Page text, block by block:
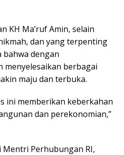
KH Ma’ruf Amin, selain
dan yang terpenting
bahwa dengan
menyelesaikan berbagai
maju dan terbuka.
ini memberikan keberkahan
dan perekonomian,”
Perhubungan RI,